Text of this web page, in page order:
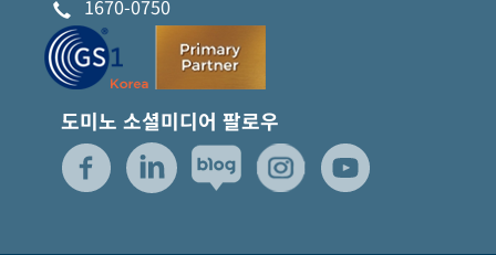
1670-0750
도미노 소셜미디어 팔로우